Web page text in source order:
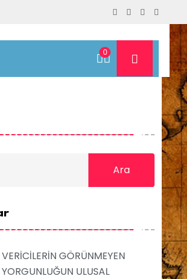
0
Ara
GÖRÜNMEYEN
ULUSAL